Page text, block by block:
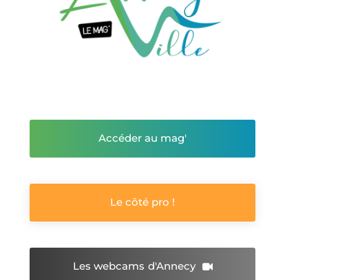
Accéder au mag'
Le côté pro !
Les webcams d'Annecy